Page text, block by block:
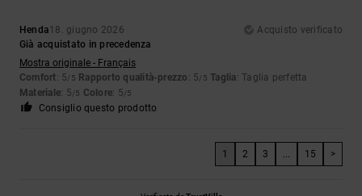
Henda18. giugno 2026
Acquisto verificato
Già acquistato in precedenza
Mostra originale - Français
Comfort: 5/5 Rapporto qualità-prezzo : 5/5 Taglia: Taglia perfetta
Materiale: 5/5 Colore: 5/5
Consiglio questo prodotto
1 2 3 15 >